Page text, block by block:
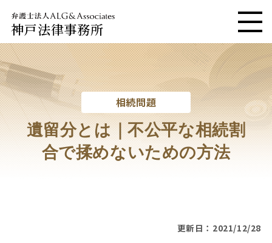
神戸法律事務所
相続問題
遺留分とは｜不公平な相続割
合で揉めないための方法
更新日：2021/12/28